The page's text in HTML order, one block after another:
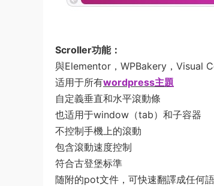
Scroller功能：
與Elementor，WPBakery，Visual
适用于所有wordpress主題
自定義垂直和水平滾動條
也适用于window（tab）和子容器
不控制手機上的滾動
包含滾動速度控制
符合古登堡标準
随附的pot文件，可快速翻譯成任何